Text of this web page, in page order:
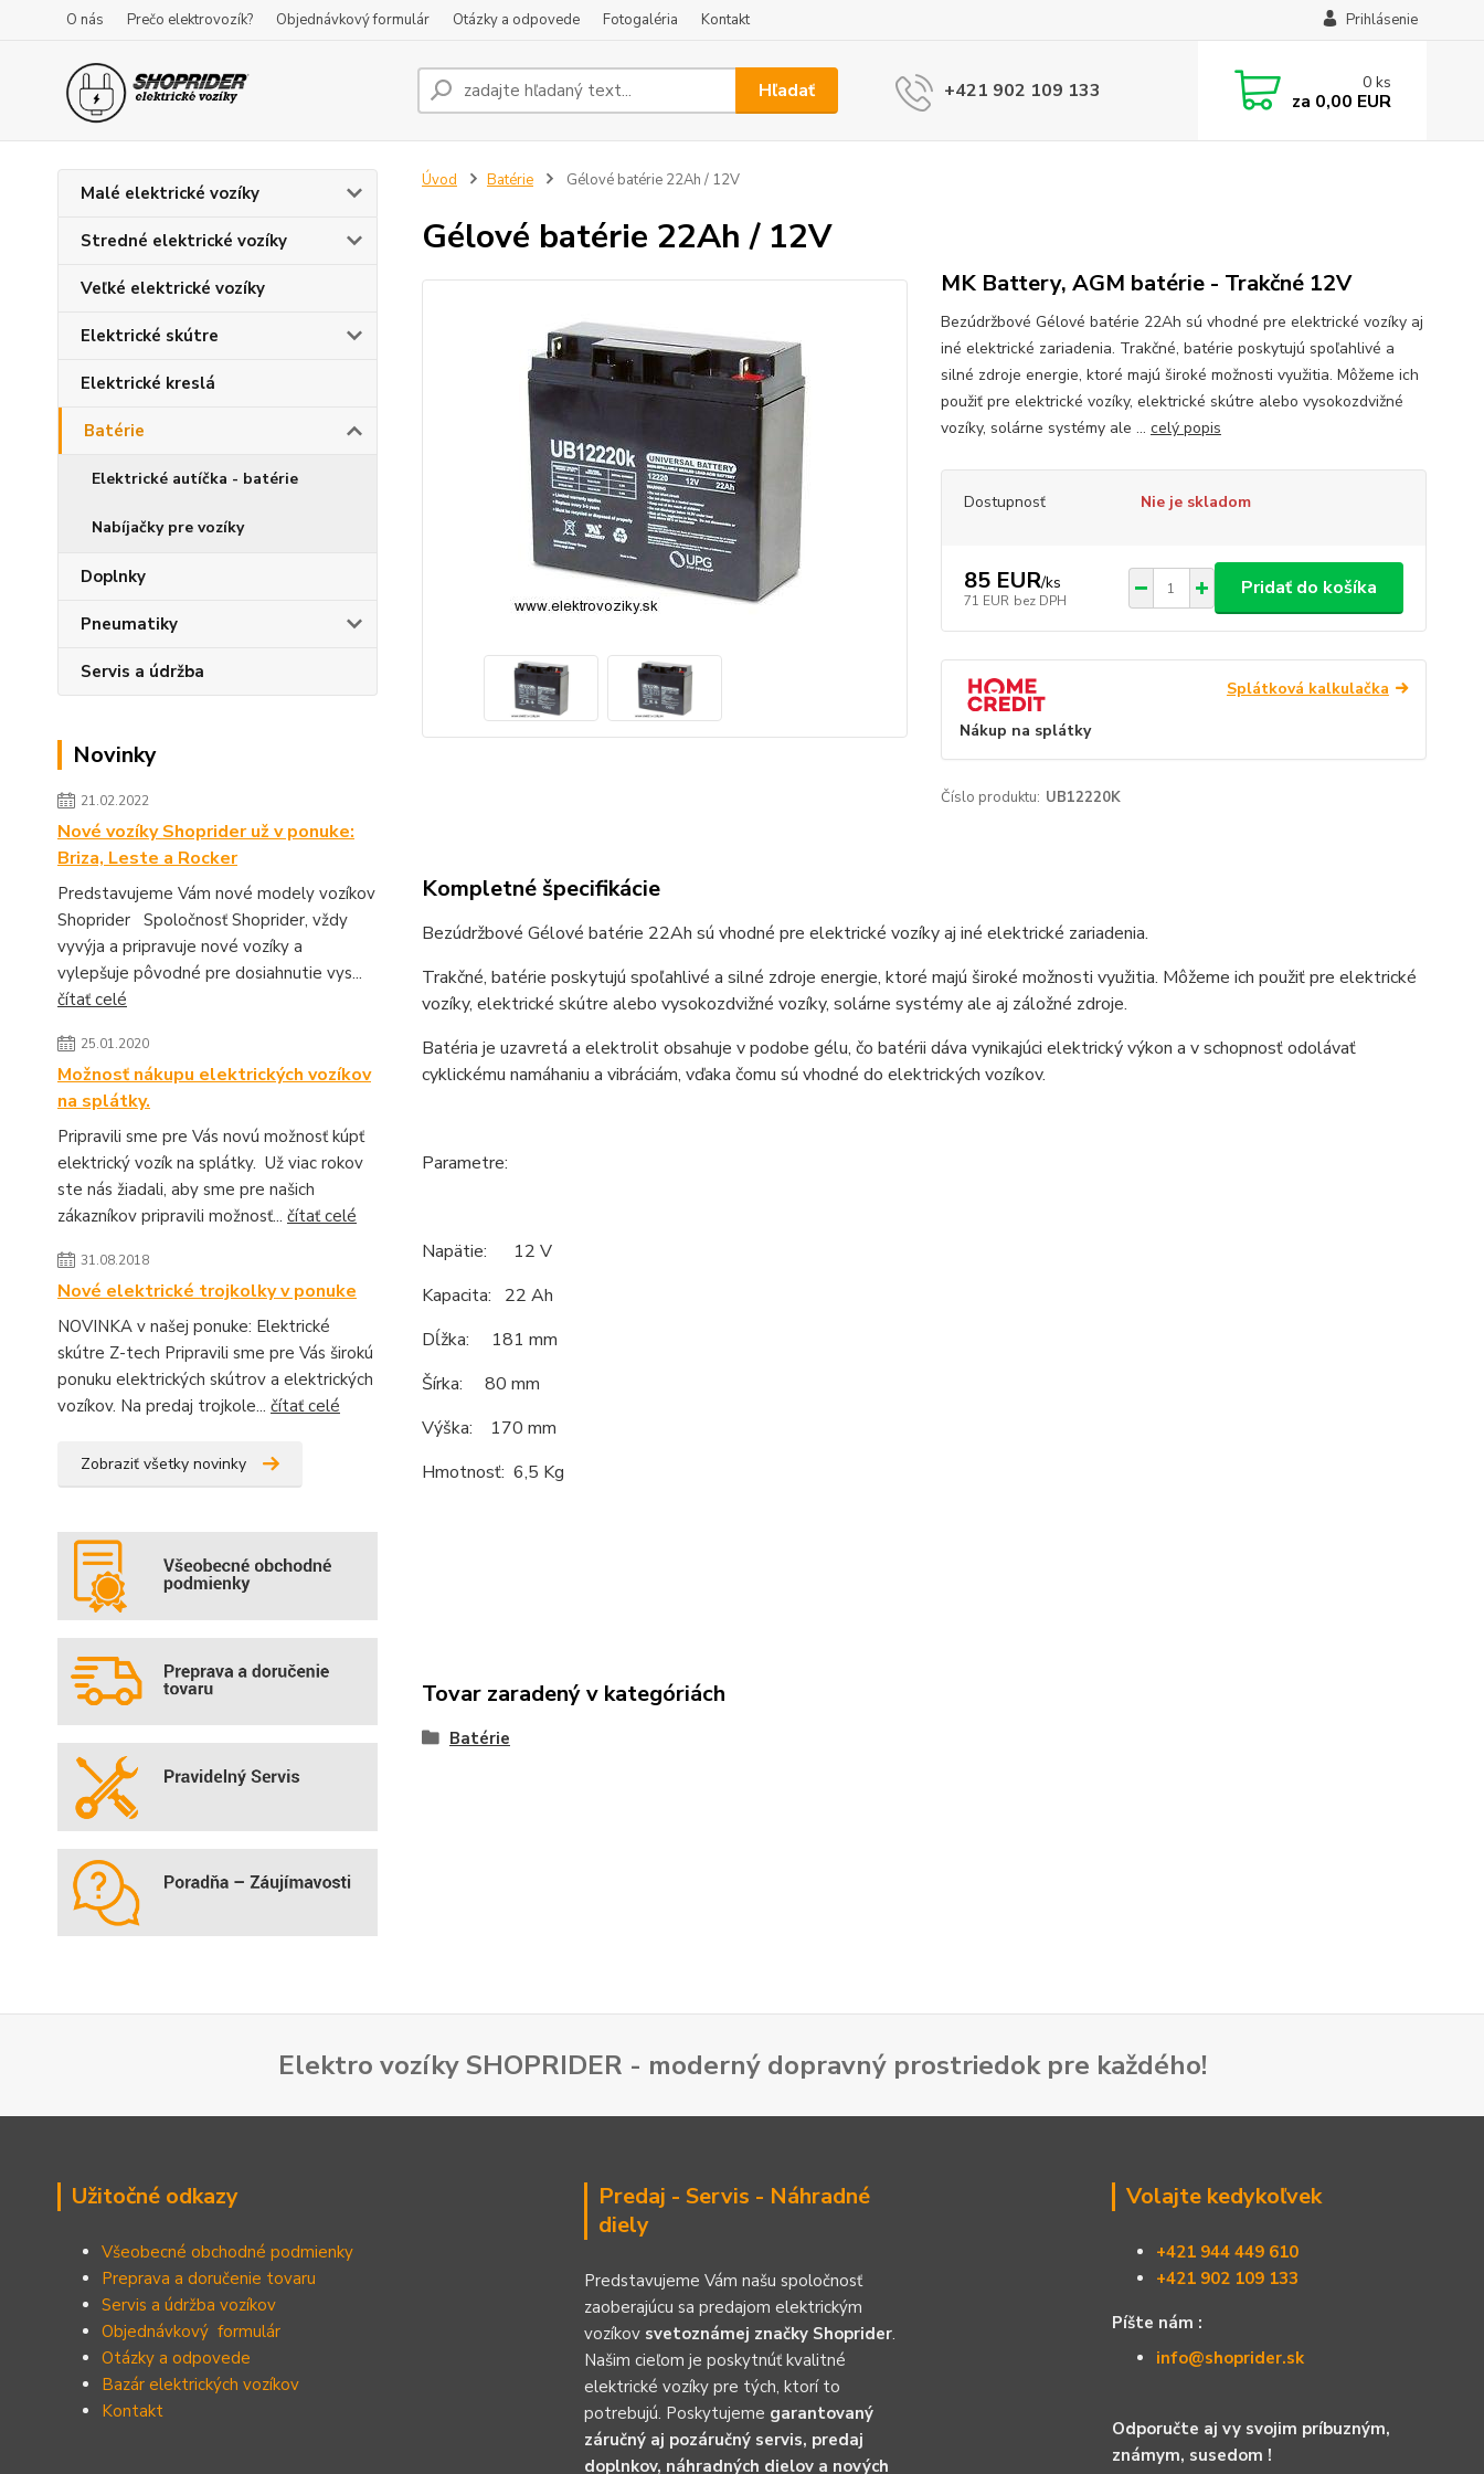
O nás Prečo elektrovozík? Objednávkový formulár Otázky a odpovede Fotogaléria Kontakt Prihlásenie
Hľadať +421 902 109 133 0 ks
za 0,00 EUR
Malé elektrické vozíky
Stredné elektrické vozíky
Veľké elektrické vozíky
Elektrické skútre
Elektrické kreslá
Batérie
Elektrické autíčka - batérie
Nabíjačky pre vozíky
Doplnky
Pneumatiky
Servis a údržba
Novinky
21.02.2022
Nové vozíky Shoprider už v ponuke:
Briza, Leste a Rocker
Predstavujeme Vám nové modely vozíkov
Shoprider Spoločnosť Shoprider, vždy
vyvýja a pripravuje nové vozíky a
vylepšuje pôvodné pre dosiahnutie vys...
čítať celé
25.01.2020
Možnosť nákupu elektrických vozíkov
na splátky.
Pripravili sme pre Vás novú možnosť kúpť
elektrický vozík na splátky. Už viac rokov
ste nás žiadali, aby sme pre našich
zákazníkov pripravili možnosť... čítať celé
31.08.2018
Nové elektrické trojkolky v ponuke
NOVINKA v našej ponuke: Elektrické
skútre Z-tech Pripravili sme pre Vás širokú
ponuku elektrických skútrov a elektrických
vozíkov. Na predaj trojkole... čítať celé
Zobraziť všetky novinky
Úvod Batérie Gélové batérie 22Ah / 12V
Gélové batérie 22Ah / 12V
MK Battery, AGM batérie - Trakčné 12V
Bezúdržbové Gélové batérie 22Ah sú vhodné pre elektrické vozíky aj
iné elektrické zariadenia. Trakčné, batérie poskytujú spoľahlivé a
silné zdroje energie, ktoré majú široké možnosti využitia. Môžeme ich
použiť pre elektrické vozíky, elektrické skútre alebo vysokozdvižné
vozíky, solárne systémy ale ... celý popis
Dostupnosť Nie je skladom
85 EUR/ks
71 EUR bez DPH
Pridať do košíka
Splátková kalkulačka
Nákup na splátky
Číslo produktu: UB12220K
Kompletné špecifikácie
Bezúdržbové Gélové batérie 22Ah sú vhodné pre elektrické vozíky aj iné elektrické zariadenia.
Trakčné, batérie poskytujú spoľahlivé a silné zdroje energie, ktoré majú široké možnosti využitia. Môžeme ich použiť pre elektrické
vozíky, elektrické skútre alebo vysokozdvižné vozíky, solárne systémy ale aj záložné zdroje.
Batéria je uzavretá a elektrolit obsahuje v podobe gélu, čo batérii dáva vynikajúci elektrický výkon a v schopnosť odolávať
cyklickému namáhaniu a vibráciám, vďaka čomu sú vhodné do elektrických vozíkov.
Parametre:
Napätie: 12 V
Kapacita: 22 Ah
Dĺžka: 181 mm
Šírka: 80 mm
Výška: 170 mm
Hmotnosť: 6,5 Kg
Tovar zaradený v kategóriách
Batérie
Elektro vozíky SHOPRIDER - moderný dopravný prostriedok pre každého!
Užitočné odkazy
Všeobecné obchodné podmienky
Preprava a doručenie tovaru
Servis a údržba vozíkov
Objednávkový formulár
Otázky a odpovede
Bazár elektrických vozíkov
Kontakt
Predaj - Servis - Náhradné
diely
Predstavujeme Vám našu spoločnosť
zaoberajúcu sa predajom elektrickým
vozíkov svetoznámej značky Shoprider.
Našim cieľom je poskytnúť kvalitné
elektrické vozíky pre tých, ktorí to
potrebujú. Poskytujeme garantovaný
záručný aj pozáručný servis, predaj
doplnkov, náhradných dielov a nových
Volajte kedykoľvek
+421 944 449 610
+421 902 109 133
Píšte nám :
info@shoprider.sk
Odporučte aj vy svojim príbuzným,
známym, susedom !